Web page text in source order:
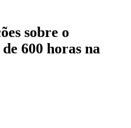
sobre o
600 horas na